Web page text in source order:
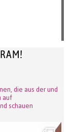
die aus der und
auf
schauen